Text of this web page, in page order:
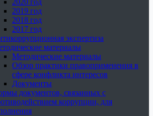
2020 год
2019 год
2018 год
2017 год
экспертиза
материалы
Методические материалы
Обзор практики правоприменения в
сфере конфликта интересов
Документы
документов, связанных с
коррупции, для